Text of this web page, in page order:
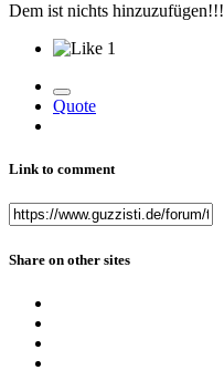
Dem ist nichts hinzuzufügen!!!
1
Quote
Link to comment
Share on other sites